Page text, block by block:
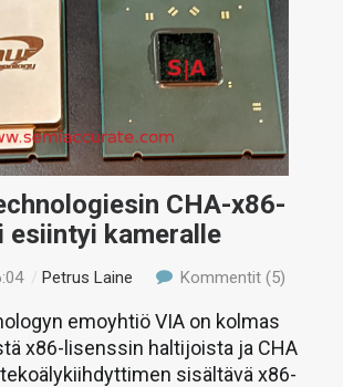
CHA-x86-
esiintyi kameralle
/Petrus Laine Kommentit (5)
emoyhtiö VIA on kolmas
x86-lisenssin haltijoista ja CHA
sisältävä x86-